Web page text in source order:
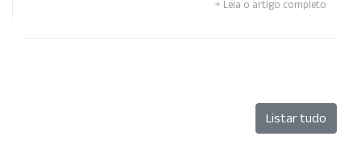
Leia o artigo completo
Listar tudo